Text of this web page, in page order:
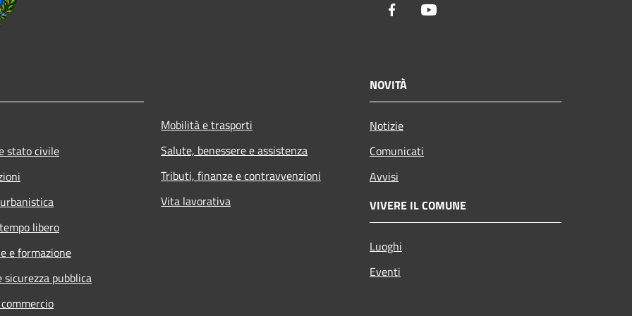
Facebook
stato civile
libero
e formazione
sicurezza pubblica
Mobilità e trasporti
Salute, benessere e assistenza
Tributi, finanze e contravvenzioni
Vita lavorativa
NOVITÀ
Notizie
Comunicati
Avvisi
VIVERE IL COMUNE
Luoghi
Eventi